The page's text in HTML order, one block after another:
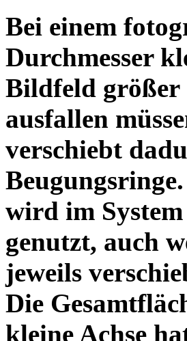
Bei einem
Durchmesser
Bildfeld größer
ausfallen
verschiebt
wird im
genutzt, auch
jeweils
Die
kleine Achse